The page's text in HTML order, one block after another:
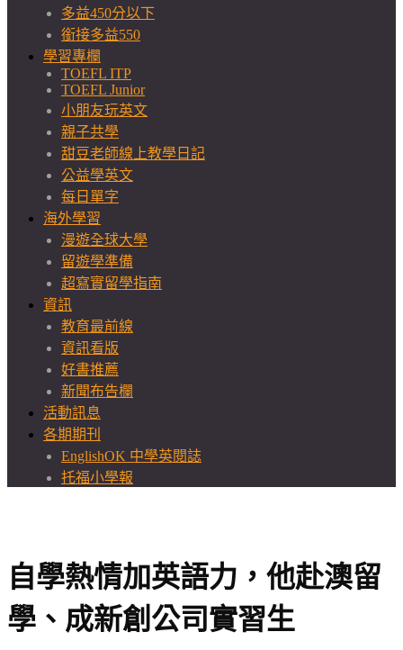
多益450分以下
銜接多益550
學習專欄
TOEFL ITP
TOEFL Junior
小朋友玩英文
親子共學
甜豆老師線上教學日記
公益學英文
每日單字
海外學習
漫遊全球大學
留遊學準備
超寫實留學指南
資訊
教育最前線
資訊看版
好書推薦
新聞布告欄
活動訊息
各期期刊
EnglishOK 中學英閱誌
托福小學報
自學熱情加英語力，他赴澳留
學、成新創公司實習生